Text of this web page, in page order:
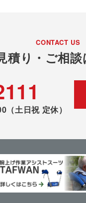
CONTACT US
積り・ご相
（土日祝 定休）